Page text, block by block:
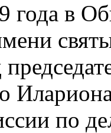
года в
по